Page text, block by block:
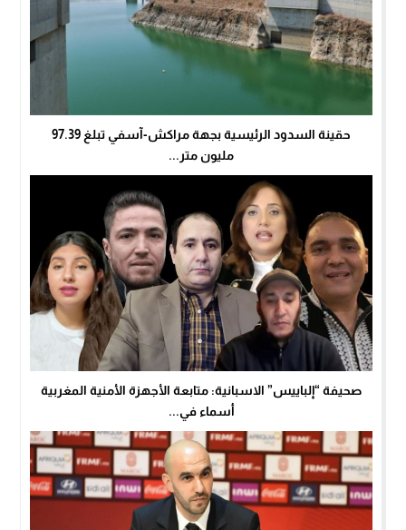
حقينة السدود الرئيسية بجهة مراكش-آسفي تبلغ 97.39
مليون متر...
صحيفة “إلباييس” الاسبانية: متابعة الأجهزة الأمنية المغربية
أسماء في...